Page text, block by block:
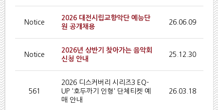
Notice
2026 대전시립교향악단 예능단
원 공개채용
26.06.09
Notice
2026년 상반기 찾아가는 음악회
신청 안내
25.12.30
561
2026 디스커버리 시리즈3 EQ-
UP '호두까기 인형' 단체티켓 예
매 안내
26.03.18